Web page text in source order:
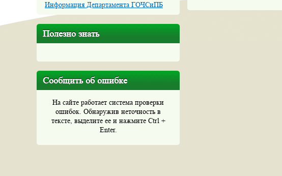
Информация Департамента ГОЧСиПБ
Полезно знать
Сообщить об ошибке
На сайте работает система проверки
ошибок. Обнаружив неточность в
тексте, выделите ее и нажмите Ctrl +
Enter.